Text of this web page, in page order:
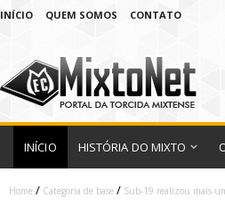
INÍCIO QUEM SOMOS CONTATO
INÍCIO HISTÓRIA DO MIXTO
Home / Categoria de base / Sub-19 realizou mais